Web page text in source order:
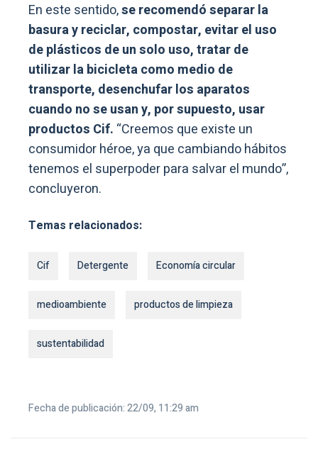
En este sentido,se recomendó separar la
basura y reciclar, compostar, evitar el uso
de plásticos de un solo uso, tratar de
utilizar la bicicleta como medio de
transporte, desenchufar los aparatos
cuando no se usan y, por supuesto, usar
productos Cif. “Creemos que existe un
consumidor héroe, ya que cambiando hábitos
tenemos el superpoder para salvar el mundo”,
concluyeron.
Temas relacionados:
Cif Detergente Economía circular
medioambiente productos de limpieza
sustentabilidad
Fecha de publicación: 22/09, 11:29 am